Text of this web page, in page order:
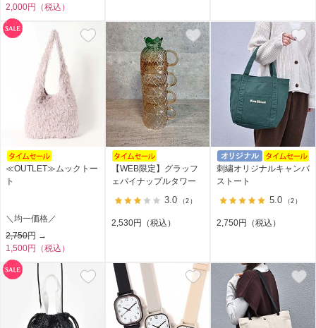
2,000円（税込）
≪OUTLET≫ムックトー
ト
＼均一価格／
2,750円 →
1,500円（税込）
【WEB限定】グラッフ
ェパイナップルタワー
3.0 （2）
2,530円（税込）
刺繍オリジナルキャンバ
ストート
5.0 （2）
2,750円（税込）